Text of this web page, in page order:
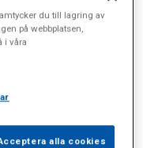
du till lagring av
på webbplatsen,
i våra
alla cookies